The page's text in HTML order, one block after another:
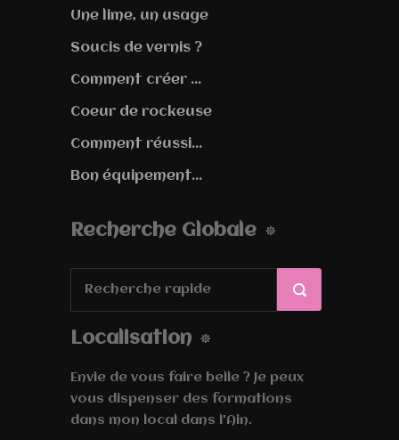
Une lime, un usage
Soucis de vernis ?
Comment créer ...
Coeur de rockeuse
Comment réussi...
Bon équipement...
Recherche Globale
Localisation
Envie de vous faire belle ? Je peux
vous dispenser des formations
dans mon local dans l'Ain.